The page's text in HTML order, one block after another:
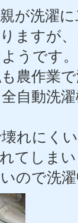
が洗濯
ますが
うです。
農作業
自動洗
れにく
てしまい
ので洗